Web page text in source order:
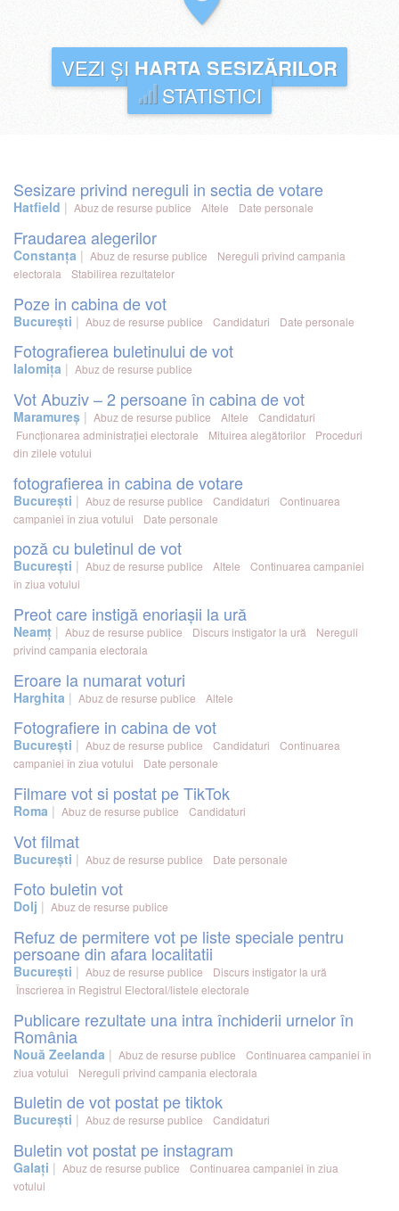
VEZI ȘI HARTA SESIZĂRILOR
STATISTICI
Sesizare privind nereguli in sectia de votare
Hatfield Abuz de resurse publice Altele Date personale
Fraudarea alegerilor
Constanța Abuz de resurse publice
Nereguli privind campania
electorala
Stabilirea rezultatelor
Poze in cabina de vot
București Abuz de resurse publice Candidaturi Date personale
Fotografierea buletinului de vot
Ialomița Abuz de resurse publice
Vot Abuziv – 2 persoane în cabina de vot
Maramureș Abuz de resurse publice Altele
Candidaturi
Funcționarea administrației electorale
Mituirea alegătorilor
Proceduri
din zilele votului
fotografierea in cabina de votare
București Abuz de resurse publice Candidaturi
Continuarea
campaniei în ziua votului
Date personale
poză cu buletinul de vot
București Abuz de resurse publice Altele
Continuarea campaniei
în ziua votului
Preot care instigă enoriașii la ură
Neamț Abuz de resurse publice Discurs instigator la ură
Nereguli
privind campania electorala
Eroare la numarat voturi
Harghita Abuz de resurse publice Altele
Fotografiere in cabina de vot
București Abuz de resurse publice Candidaturi
Continuarea
campaniei în ziua votului
Date personale
Filmare vot si postat pe TikTok
Roma Abuz de resurse publice Candidaturi
Vot filmat
București Abuz de resurse publice Date personale
Foto buletin vot
Dolj Abuz de resurse publice
Refuz de permitere vot pe liste speciale pentru
persoane din afara localitatii
București Abuz de resurse publice
Discurs instigator la ură
Înscrierea în Registrul Electoral/listele electorale
Publicare rezultate una intra închiderii urnelor în
România
Nouă Zeelanda Abuz de resurse publice
Continuarea campaniei în
ziua votului
Nereguli privind campania electorala
Buletin de vot postat pe tiktok
București Abuz de resurse publice Candidaturi
Buletin vot postat pe instagram
Galați Abuz de resurse publice
Continuarea campaniei în ziua
votului